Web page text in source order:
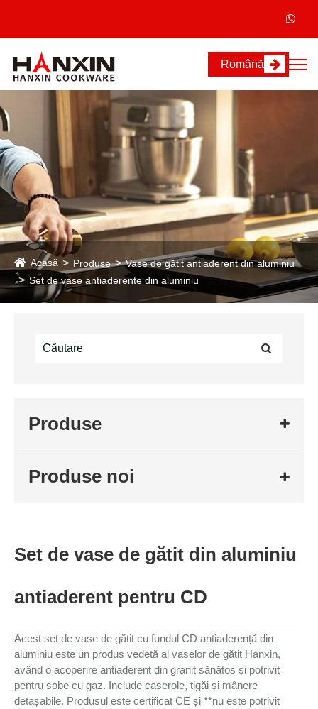
Română
Acasă Produse
Vase de gătit antiaderent din aluminiu
Set de vase antiaderente din aluminiu
Produse
Produse noi
Set de vase de gătit din aluminiu
antiaderent pentru CD
Acest set de vase de gătit cu fundul CD antiaderență din
aluminiu este un produs vedetă al vaselor de gătit Hanxin,
având o acoperire antiaderent din granit sănătos și potrivit
pentru sobe cu gaz. Include caserole, tigăi și mânere
detașabile. Produsul este certificat CE și **nu este potrivit